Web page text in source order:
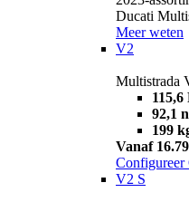
Ducati
Meer weten
V2
Multistrada
115,6
92,1
199
Vanaf
Configureer
V2 S